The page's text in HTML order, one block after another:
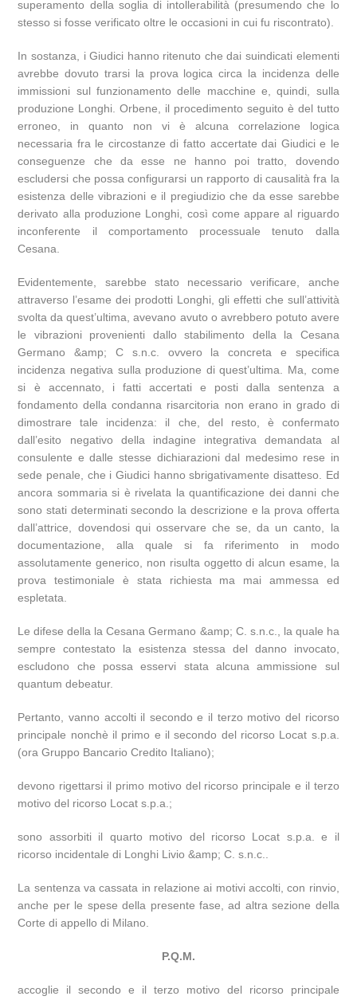
superamento della soglia di intollerabilità (presumendo che lo
stesso si fosse verificato oltre le occasioni in cui fu riscontrato).
In sostanza, i Giudici hanno ritenuto che dai suindicati elementi
avrebbe dovuto trarsi la prova logica circa la incidenza delle
immissioni sul funzionamento delle macchine e, quindi, sulla
produzione Longhi. Orbene, il procedimento seguito è del tutto
erroneo, in quanto non vi è alcuna correlazione logica
necessaria fra le circostanze di fatto accertate dai Giudici e le
conseguenze che da esse ne hanno poi tratto, dovendo
escludersi che possa configurarsi un rapporto di causalità fra la
esistenza delle vibrazioni e il pregiudizio che da esse sarebbe
derivato alla produzione Longhi, così come appare al riguardo
inconferente il comportamento processuale tenuto dalla
Cesana.
Evidentemente, sarebbe stato necessario verificare, anche
attraverso l’esame dei prodotti Longhi, gli effetti che sull’attività
svolta da quest’ultima, avevano avuto o avrebbero potuto avere
le vibrazioni provenienti dallo stabilimento della la Cesana
Germano &amp; C s.n.c. ovvero la concreta e specifica
incidenza negativa sulla produzione di quest’ultima. Ma, come
si è accennato, i fatti accertati e posti dalla sentenza a
fondamento della condanna risarcitoria non erano in grado di
dimostrare tale incidenza: il che, del resto, è confermato
dall’esito negativo della indagine integrativa demandata al
consulente e dalle stesse dichiarazioni dal medesimo rese in
sede penale, che i Giudici hanno sbrigativamente disatteso. Ed
ancora sommaria si è rivelata la quantificazione dei danni che
sono stati determinati secondo la descrizione e la prova offerta
dall’attrice, dovendosi qui osservare che se, da un canto, la
documentazione, alla quale si fa riferimento in modo
assolutamente generico, non risulta oggetto di alcun esame, la
prova testimoniale è stata richiesta ma mai ammessa ed
espletata.
Le difese della la Cesana Germano &amp; C. s.n.c., la quale ha
sempre contestato la esistenza stessa del danno invocato,
escludono che possa esservi stata alcuna ammissione sul
quantum debeatur.
Pertanto, vanno accolti il secondo e il terzo motivo del ricorso
principale nonchè il primo e il secondo del ricorso Locat s.p.a.
(ora Gruppo Bancario Credito Italiano);
devono rigettarsi il primo motivo del ricorso principale e il terzo
motivo del ricorso Locat s.p.a.;
sono assorbiti il quarto motivo del ricorso Locat s.p.a. e il
ricorso incidentale di Longhi Livio &amp; C. s.n.c..
La sentenza va cassata in relazione ai motivi accolti, con rinvio,
anche per le spese della presente fase, ad altra sezione della
Corte di appello di Milano.
P.Q.M.
accoglie il secondo e il terzo motivo del ricorso principale